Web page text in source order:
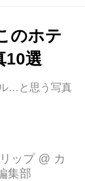
のホテ
10選
…と思う写真
ップ @ カ
集部